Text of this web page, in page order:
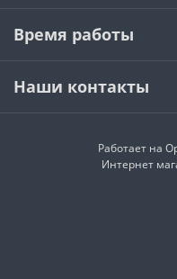
Время работы
Наши контакты
Работает на
Интернет